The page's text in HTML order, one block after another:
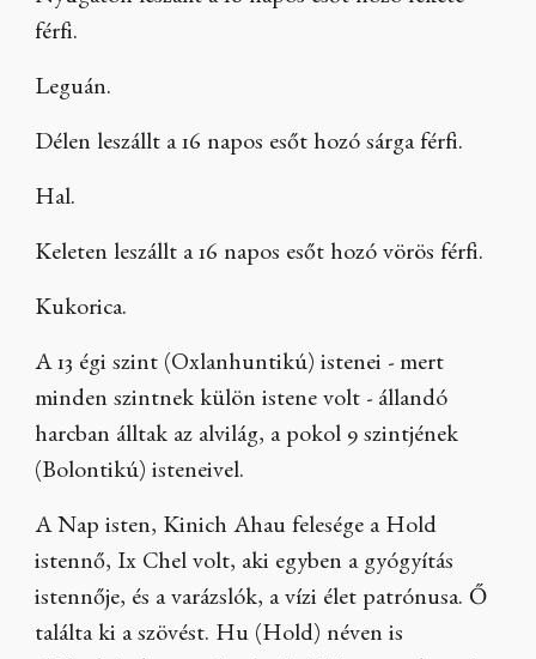
férfi.
Leguán.
Délen leszállt a 16 napos esőt hozó sárga férfi.
Hal.
Keleten leszállt a 16 napos esőt hozó vörös férfi.
Kukorica.
A 13 égi szint (Oxlanhuntikú) istenei - mert
minden szintnek külön istene volt - állandó
harcban álltak az alvilág, a pokol 9 szintjének
(Bolontikú) isteneivel.
A Nap isten, Kinich Ahau felesége a Hold
istennő, Ix Chel volt, aki egyben a gyógyítás
istennője, és a varázslók, a vízi élet patrónusa. Ő
találta ki a szövést. Hu (Hold) néven is